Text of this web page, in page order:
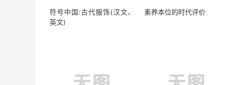
符号中国:古代服饰(汉文、
英文)
素养本位的时代评价